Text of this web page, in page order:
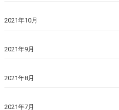
2021年10月
2021年9月
2021年8月
2021年7月